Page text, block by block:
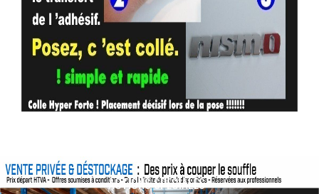
ACTIONS SPÉCIALES